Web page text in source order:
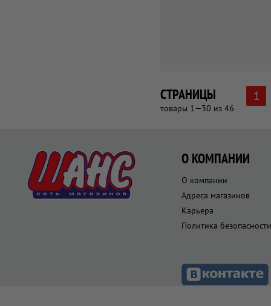
СТРАНИЦЫ
товары 1—30 из 46
1
О КОМПАНИИ
О компании
Адреса магазинов
Карьера
Политика безопасности